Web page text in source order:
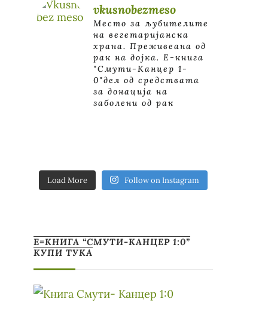
vkusnobezmeso
Место за љубителите
на вегетаријанска
храна. Преживеана од
рак на дојка. E-книга
"Смути-Канцер 1-
0"дел од средствата
за донација на
заболени од рак
Load More Follow on Instagram
Е=КНИГА “СМУТИ-КАНЦЕР 1:0”
КУПИ ТУКА